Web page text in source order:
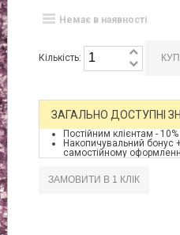
Немає в наявності
Кількість:
ЗАГАЛЬНО ДОСТУПНІ
Постійним клієнтам - 10%
Накопичувальний бонус
самостійному